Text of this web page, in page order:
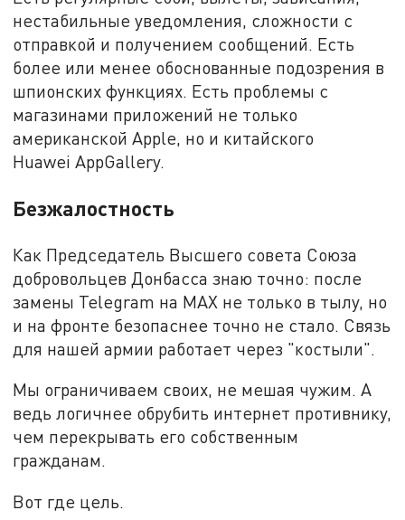
нестабильные уведомления, сложности с
отправкой и получением сообщений. Есть
более или менее обоснованные подозрения в
шпионских функциях. Есть проблемы с
магазинами приложений не только
американской Apple, но и китайского
Huawei AppGallery.
Безжалостность
Как Председатель Высшего совета Союза
добровольцев Донбасса знаю точно: после
замены Telegram на MAX не только в тылу, но
и на фронте безопаснее точно не стало. Связь
для нашей армии работает через "костыли".
Мы ограничиваем своих, не мешая чужим. А
ведь логичнее обрубить интернет противнику,
чем перекрывать его собственным
гражданам.
Вот где цель.